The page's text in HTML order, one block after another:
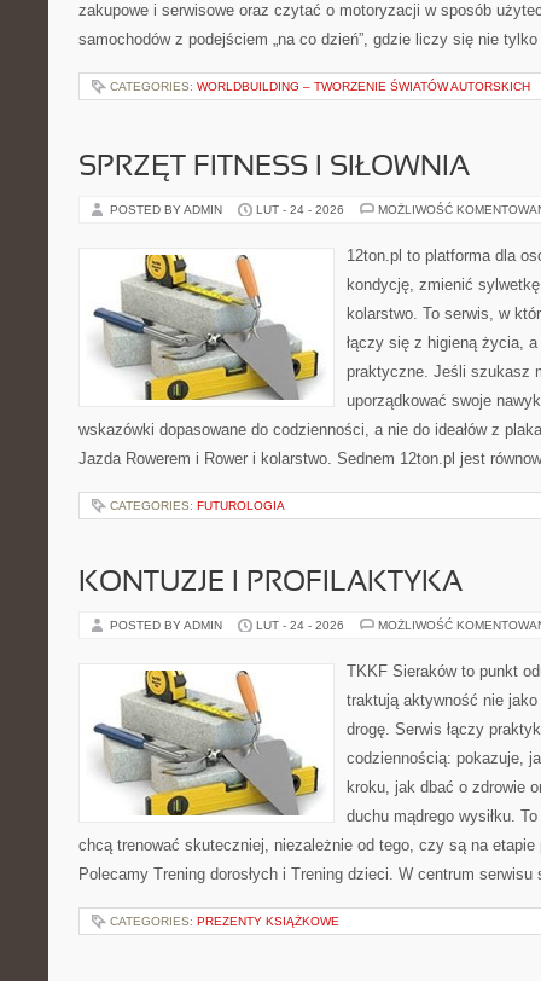
zakupowe i serwisowe oraz czytać o motoryzacji w sposób
samochodów z podejściem „na co dzień”, gdzie liczy się nie
CATEGORIES: WORLDBUILDING – TWORZENIE ŚWIATÓW AUTORSKICH
SPRZĘT FITNESS I SIŁOWNIA
POSTED BY ADMIN LUT - 24 - 2026 MOŻLIWOŚĆ
12ton.pl to platforma dla
kondycję, zmienić
kolarstwo. To serwis, w
łączy się z higieną życia,
praktyczne. Jeśli szukasz
uporządkować swoje
wskazówki dopasowane do codzienności, a nie do ideałów z
Jazda Rowerem i Rower i kolarstwo. Sednem 12ton.pl jest
CATEGORIES: FUTUROLOGIA
KONTUZJE I PROFILAKTYKA
POSTED BY ADMIN LUT - 24 - 2026 MOŻLIWOŚĆ
TKKF Sieraków to punkt
traktują aktywność nie
drogę. Serwis łączy
codziennością: pokazuje,
kroku, jak dbać o zdrowie
duchu mądrego wysiłku.
chcą trenować skuteczniej, niezależnie od tego, czy są na etapie
Polecamy Trening dorosłych i Trening dzieci. W centrum
CATEGORIES: PREZENTY KSIĄŻKOWE